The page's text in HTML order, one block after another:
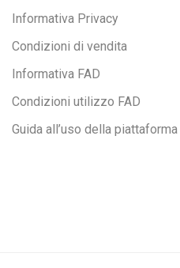
Informativa Privacy
Condizioni di vendita
Informativa FAD
Condizioni utilizzo FAD
Guida all’uso della piattaforma